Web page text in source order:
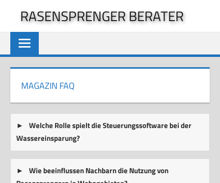
springen
RASENSPRENGER BERATER
MAGAZIN FAQ
Welche Rolle spielt die Steuerungssoftware bei der
Wassereinsparung?
Wie beeinflussen Nachbarn die Nutzung von